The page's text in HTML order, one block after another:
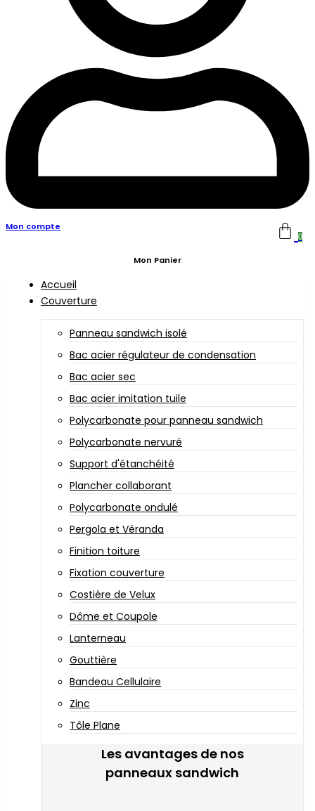
Mon compte
0
Mon Panier
Accueil
Couverture
Panneau sandwich isolé
Bac acier régulateur de condensation
Bac acier sec
Bac acier imitation tuile
Polycarbonate pour panneau sandwich
Polycarbonate nervuré
Support d'étanchéité
Plancher collaborant
Polycarbonate ondulé
Pergola et Véranda
Finition toiture
Fixation couverture
Costière de Velux
Dôme et Coupole
Lanterneau
Gouttière
Bandeau Cellulaire
Zinc
Tôle Plane
Les avantages de nos
panneaux sandwich